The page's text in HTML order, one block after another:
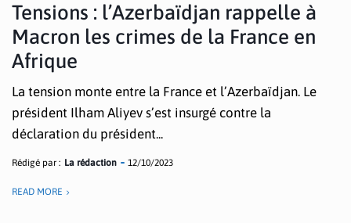
Tensions : l’Azerbaïdjan rappelle à
Macron les crimes de la France en
Afrique
La tension monte entre la France et l’Azerbaïdjan. Le
président Ilham Aliyev s’est insurgé contre la
déclaration du président...
Rédigé par : La rédaction 12/10/2023
READ MORE